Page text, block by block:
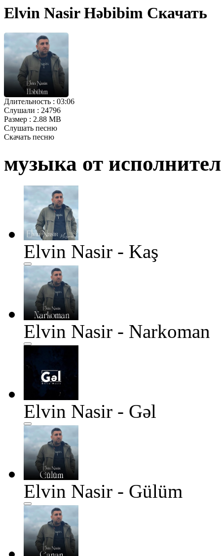
Elvin Nasir Həbibim Скачать
Длительность : 03:06
Слушали : 24796
Размер : 2.88 MB
Слушать песню
Скачать песню
музыка от
Elvin Nasir - Kaş
Elvin Nasir - Narkoman
Elvin Nasir - Gəl
Elvin Nasir - Gülüm